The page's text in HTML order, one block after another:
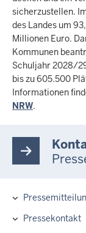
sicherzustellen.
des Landes um
Millionen Euro.
Kommunen
Schuljahr 2028/
bis zu 605.500
Informationen
NRW.
Pressekontakt